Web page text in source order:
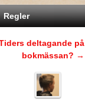
Regler
deltagande på
bokmässan? →